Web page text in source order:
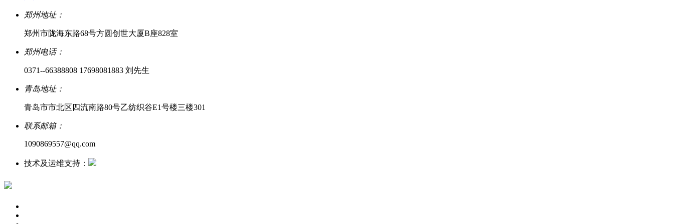
郑州地址：
郑州市陇海东路68号方圆创世大厦B座828室
郑州电话：
0371--66388808 17698081883 刘先生
青岛地址：
青岛市市北区四流南路80号乙纺织谷E1号楼三楼301
联系邮箱：
1090869557@qq.com
技术及运维支持：